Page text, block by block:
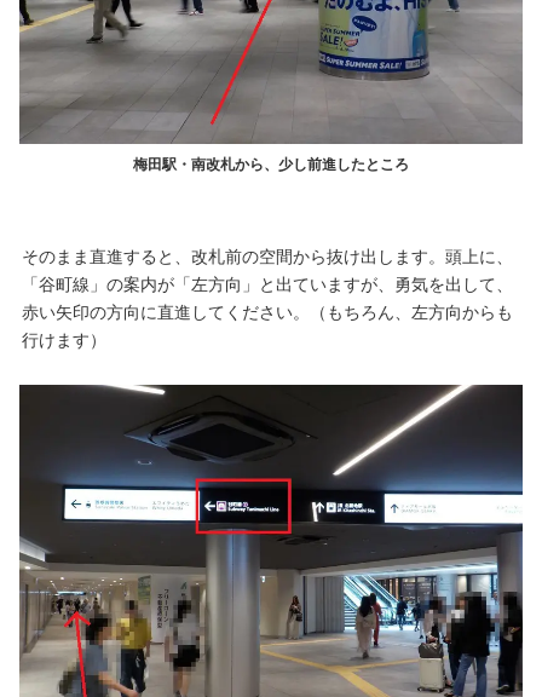
梅田駅・南改札から、少し前進したところ
そのまま直進すると、改札前の空間から抜け出します。頭上に、
「谷町線」の案内が「左方向」と出ていますが、勇気を出して、
赤い矢印の方向に直進してください。（もちろん、左方向からも
行けます）